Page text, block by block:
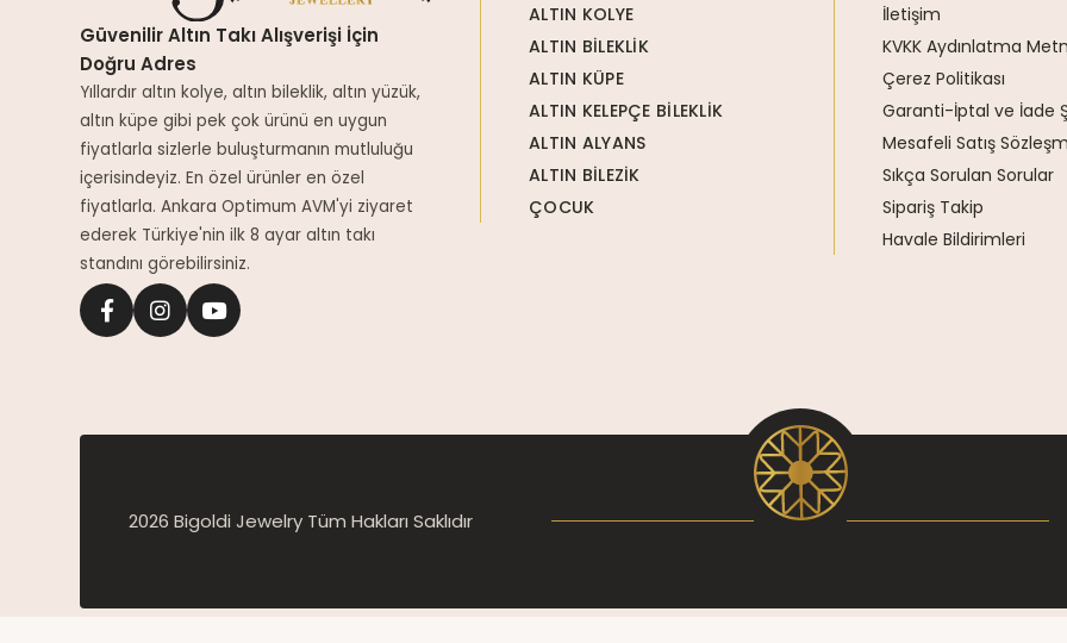
Güvenilir Altın Takı Alışverişi İçin
Doğru Adres
Yıllardır altın kolye, altın bileklik, altın yüzük,
altın küpe gibi pek çok ürünü en uygun
fiyatlarla sizlerle buluşturmanın mutluluğu
içerisindeyiz. En özel ürünler en özel
fiyatlarla. Ankara Optimum AVM'yi ziyaret
ederek Türkiye'nin ilk 8 ayar altın takı
standını görebilirsiniz.
ALTIN KOLYE
ALTIN BİLEKLİK
ALTIN KÜPE
ALTIN KELEPÇE BİLEKLİK
ALTIN ALYANS
ALTIN BİLEZİK
ÇOCUK
İletişim
KVKK Aydınlatma
Çerez Politikası
Garanti-İptal ve İade
Mesafeli Satış
Sıkça Sorulan Sorular
Sipariş Takip
Havale Bildirimleri
2026 Bigoldi Jewelry Tüm Hakları Saklıdır